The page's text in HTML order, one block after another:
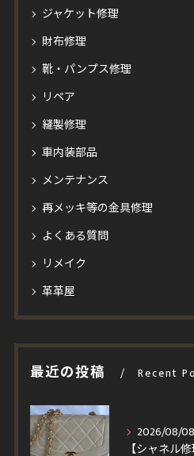
ジャケット修理
財布修理
靴・パンプス修理
リペア
縫製修理
車内装部品
メンテナンス
再メッキ等の金具修理
よくある質問
リメイク
革革屋
最近の投稿 Recent
2026/08/08